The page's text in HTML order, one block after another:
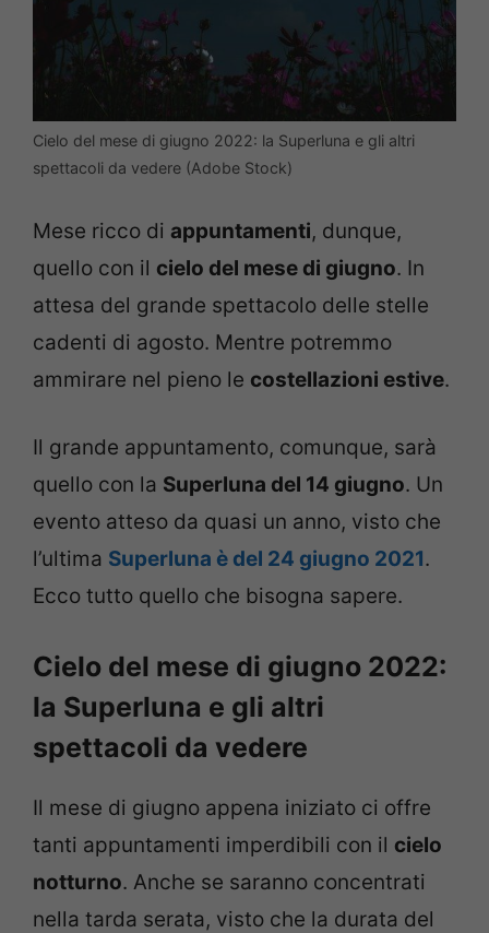
Cielo del mese di giugno 2022: la Superluna e gli altri
spettacoli da vedere (Adobe Stock)
Mese ricco di appuntamenti, dunque,
quello con il cielo del mese di giugno. In
attesa del grande spettacolo delle stelle
cadenti di agosto. Mentre potremmo
ammirare nel pieno le costellazioni estive.
Il grande appuntamento, comunque, sarà
quello con la Superluna del 14 giugno. Un
evento atteso da quasi un anno, visto che
l’ultima Superluna è del 24 giugno 2021.
Ecco tutto quello che bisogna sapere.
Cielo del mese di giugno 2022:
la Superluna e gli altri
spettacoli da vedere
Il mese di giugno appena iniziato ci offre
tanti appuntamenti imperdibili con il cielo
notturno. Anche se saranno concentrati
nella tarda serata, visto che la durata del